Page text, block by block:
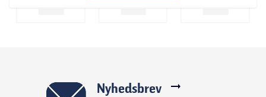
Nyhedsbrev